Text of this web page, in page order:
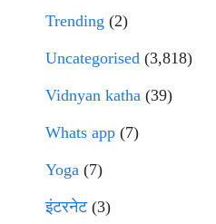
Trending (2)
Uncategorised (3,818)
Vidnyan katha (39)
Whats app (7)
Yoga (7)
इंटरनेट(3)